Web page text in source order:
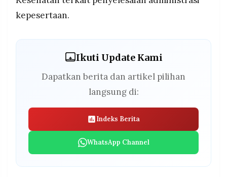
kepesertaan.
Ikuti Update Kami
Dapatkan berita dan artikel pilihan
langsung di:
Indeks Berita
WhatsApp Channel